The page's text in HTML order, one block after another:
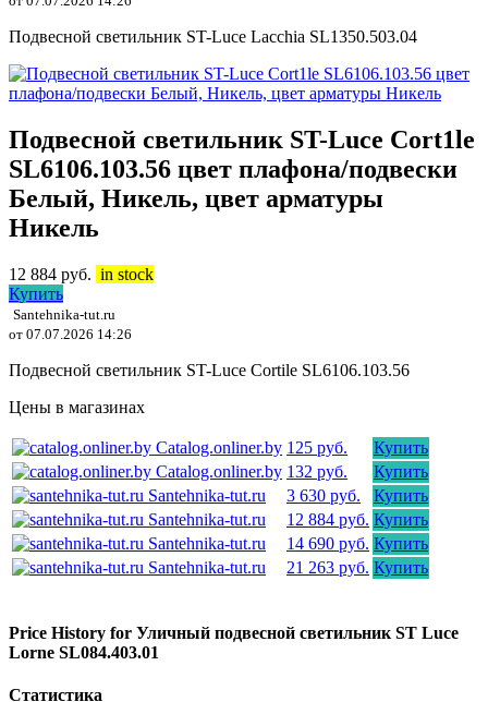
Подвесной светильник ST-Luce Lacchia SL1350.503.04
Подвесной светильник ST-Luce Cort1le
SL6106.103.56 цвет плафона/подвески
Белый, Никель, цвет арматуры
Никель
12 884 руб. in stock
Купить
Santehnika-tut.ru
от 07.07.2026 14:26
Подвесной светильник ST-Luce Cortile SL6106.103.56
Цены в магазинах
Catalog.onliner.by 125 руб.
Купить
Catalog.onliner.by 132 руб.
Купить
Santehnika-tut.ru
3 630 руб.
Купить
Santehnika-tut.ru
12 884 руб. Купить
Santehnika-tut.ru
14 690 руб. Купить
Santehnika-tut.ru
21 263 руб. Купить
Price History for Уличный подвесной светильник ST Luce
Lorne SL084.403.01
Статистика